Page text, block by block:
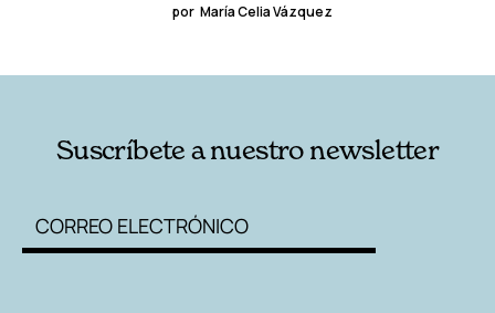
por María Celia Vázquez
Suscríbete a nuestro newsletter